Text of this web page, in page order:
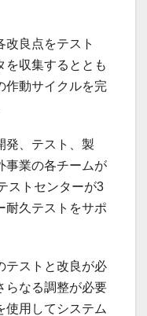
改良点をテスト
を収集するととも
作動サイクルを完
発、テスト、製
事業の各チームが
ストセンターが3
耐久テストをサポ
テストと改良が必
らなる調整が必要
使用してシステム